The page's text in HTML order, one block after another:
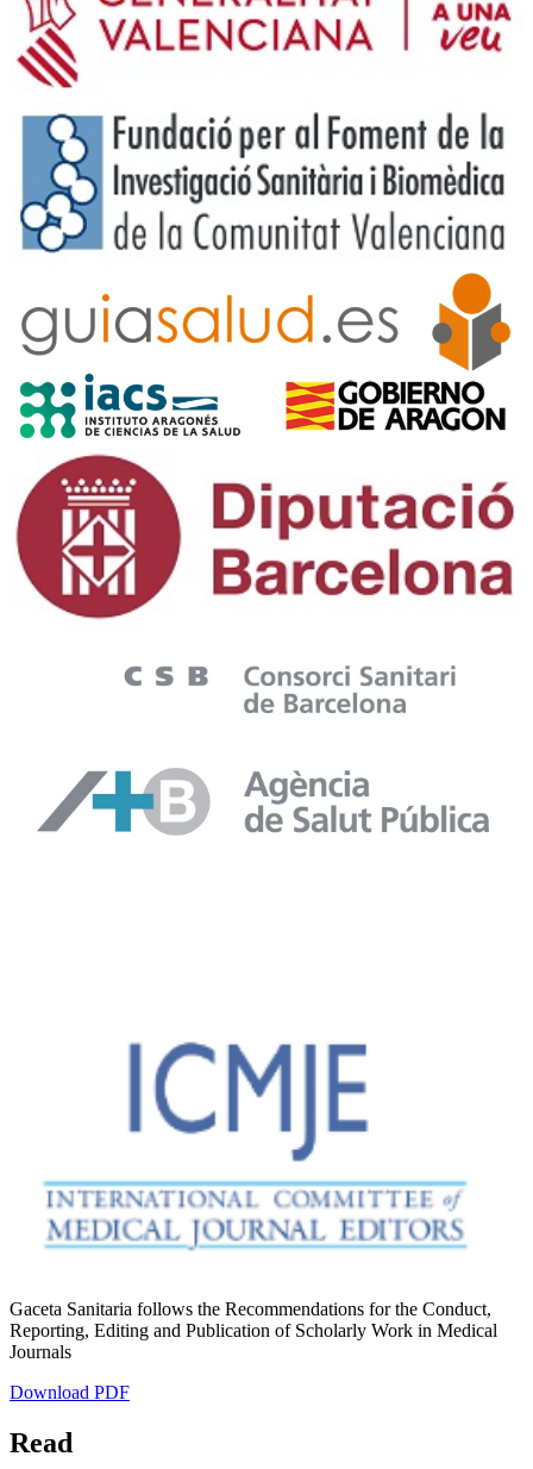
Gaceta Sanitaria follows the Recommendations for the Conduct,
Reporting, Editing and Publication of Scholarly Work in Medical
Journals
Download PDF
Read